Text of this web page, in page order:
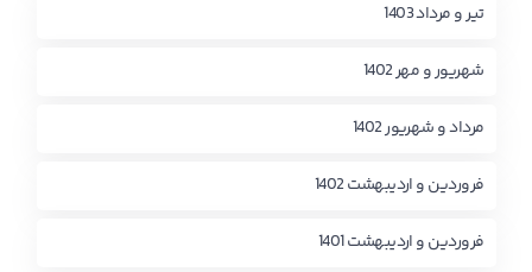
تیر و مرداد 1403
شهریور و مهر 1402
مرداد و شهریور 1402
فروردین و اردیبهشت 1402
فروردین و اردیبهشت 1401